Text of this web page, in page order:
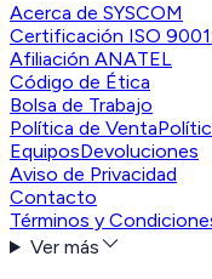
Acerca de SYSCOM
Certificación ISO
Afiliación ANATEL
Código de Ética
Bolsa de Trabajo
Política de Venta
EquiposDevoluciones
Aviso de Privacidad
Contacto
Términos y
Ver más